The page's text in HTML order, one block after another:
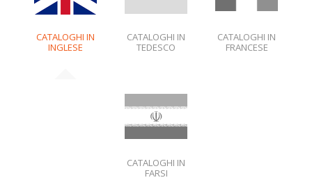
CATALOGHI IN
INGLESE
CATALOGHI IN
TEDESCO
CATALOGHI IN
FRANCESE
CATALOGHI IN
FARSI